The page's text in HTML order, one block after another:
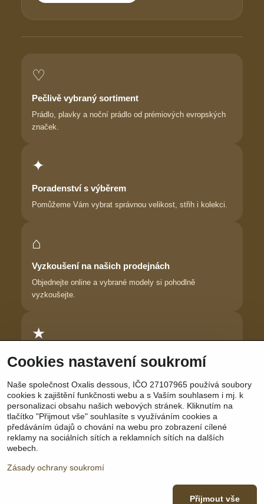
♡
Pečlivě vybraný sortiment
Prádlo, plavky a noční prádlo od prémiových evropských
značek.
✦
Poradenství s výběrem
Pomůžeme Vám vybrat správnou velikost, střih i kolekci.
⌂
Vyzkoušení na našich prodejnách
Objednejte online a vybrané modely si pohodlně
vyzkoušejte.
★
Důvěra zákaznic
cítí krásně.
Sledujte nás: Facebook | Instagram | YouTube
Cookies nastavení soukromí
Naše společnost Oxalis dessous, IČO 27107965 používá soubory
cookies k zajištění funkčnosti webu a s Vaším souhlasem i mj. k
personalizaci obsahu našich webových stránek. Kliknutím na
tlačítko "Přijmout vše" souhlasíte s využíváním cookies a
předáváním údajů o chování na webu pro zobrazení cílené
reklamy na sociálních sítích a reklamních sítích na dalších
webech.
Zásady ochrany soukromí
Přijmout vše